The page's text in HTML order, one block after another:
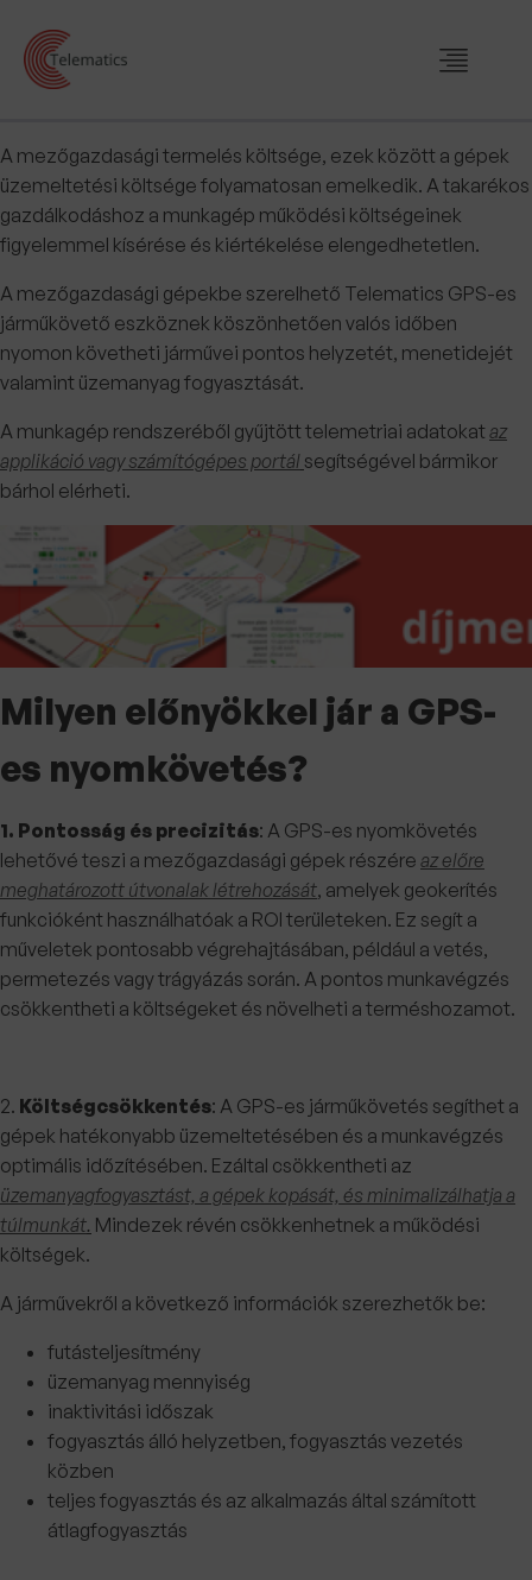
A mezőgazdasági termelés költsége, ezek között a gépek
üzemeltetési költsége folyamatosan emelkedik. A takarékos
gazdálkodáshoz a munkagép működési költségeinek
figyelemmel kísérése és kiértékelése elengedhetetlen.
A mezőgazdasági gépekbe szerelhető Telematics GPS-es
járműkövető eszköznek köszönhetően valós időben
nyomon követheti járművei pontos helyzetét, menetidejét
valamint üzemanyag fogyasztását.
A munkagép rendszeréből gyűjtött telemetriai adatokataz
applikáció vagy számítógépes portál segítségével bármikor
bárhol elérheti.
Milyen előnyökkel jár a GPS-
es nyomkövetés?
1. Pontosság és precizitás: A GPS-es nyomkövetés
lehetővé teszi a mezőgazdasági gépek részére az előre
meghatározott útvonalak létrehozását, amelyek geokerítés
funkcióként használhatóak a ROI területeken. Ez segít a
műveletek pontosabb végrehajtásában, például a vetés,
permetezés vagy trágyázás során. A pontos munkavégzés
csökkentheti a költségeket és növelheti a terméshozamot.
2. Költségcsökkentés: A GPS-es járműkövetés segíthet a
gépek hatékonyabb üzemeltetésében és a munkavégzés
optimális időzítésében. Ezáltal csökkentheti az
üzemanyagfogyasztást, a gépek kopását, és minimalizálhatja a
túlmunkát. Mindezek révén csökkenhetnek a működési
költségek.
A járművekről a következő információk szerezhetők be:
futásteljesítmény
üzemanyag mennyiség
inaktivitási időszak
fogyasztás álló helyzetben, fogyasztás vezetés
közben
teljes fogyasztás és az alkalmazás által számított
átlagfogyasztás